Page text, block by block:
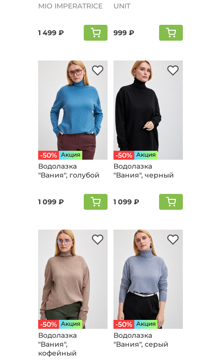
MIO IMPERATRICE
1 499 ₽
UNIT
999 ₽
-50% Aкция
Водолазка
"Вания", голубой
1 099 ₽
-50% Aкция
Водолазка
"Вания", черный
1 099 ₽
-50% Aкция
Водолазка
"Вания",
кофейный
-50% Aкция
Водолазка
"Вания", серый